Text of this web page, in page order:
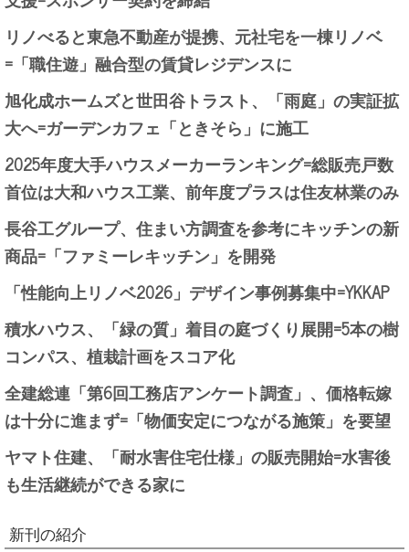
リノべると東急不動産が提携、元社宅を一棟リノベ
=「職住遊」融合型の賃貸レジデンスに
旭化成ホームズと世田谷トラスト、「雨庭」の実証拡
大へ=ガーデンカフェ「ときそら」に施工
2025年度大手ハウスメーカーランキング=総販売戸数
首位は大和ハウス工業、前年度プラスは住友林業のみ
長谷工グループ、住まい方調査を参考にキッチンの新
商品=「ファミーレキッチン」を開発
「性能向上リノベ2026」デザイン事例募集中=YKKAP
積水ハウス、「緑の質」着目の庭づくり展開=5本の樹
コンパス、植栽計画をスコア化
全建総連「第6回工務店アンケート調査」、価格転嫁
は十分に進まず=「物価安定につながる施策」を要望
ヤマト住建、「耐水害住宅仕様」の販売開始=水害後
も生活継続ができる家に
新刊の紹介